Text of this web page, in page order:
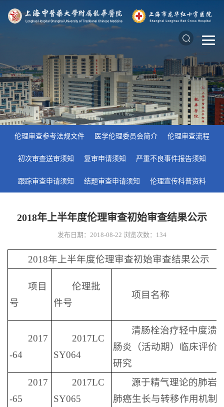
伦理审查参考法规文件 医学伦理委员会简介 伦理审查流程
初次审查送审须知 复审申请须知 严重不良事件报告须知
跟踪审查申请须知 结题审查申请须知 伦理宣传科普资料
​2018年上半年度伦理审查初始审查结果公示
发布日期：2018-08-22 浏览次数： 134
2018年上半年度伦理审查初始审查结果公示
项目
号
伦理批
件号
项目名称
2017
-64
2017LC
SY064
清肠栓治疗轻中度溃
肠炎（活动期）临床评价
研究
2017
-65
2017LC
SY065
源于精气理论的肺岩
肺癌生长与转移作用机制